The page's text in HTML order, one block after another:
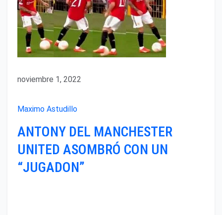
noviembre 1, 2022
Maximo Astudillo
ANTONY DEL MANCHESTER
UNITED ASOMBRÓ CON UN
“JUGADON”